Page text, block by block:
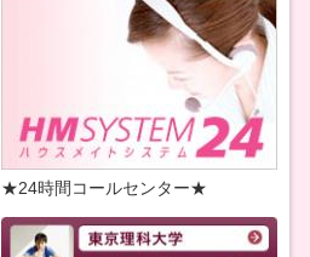
★24時間コールセンター★